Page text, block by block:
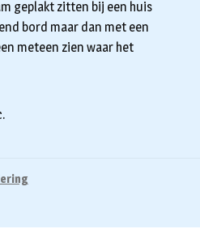
geplakt zitten bij een huis
bord maar dan met een
meteen zien waar het